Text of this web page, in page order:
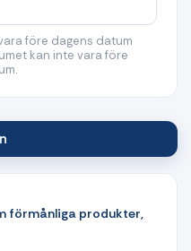
före dagens datum
kan inte vara före
förmånliga produkter,